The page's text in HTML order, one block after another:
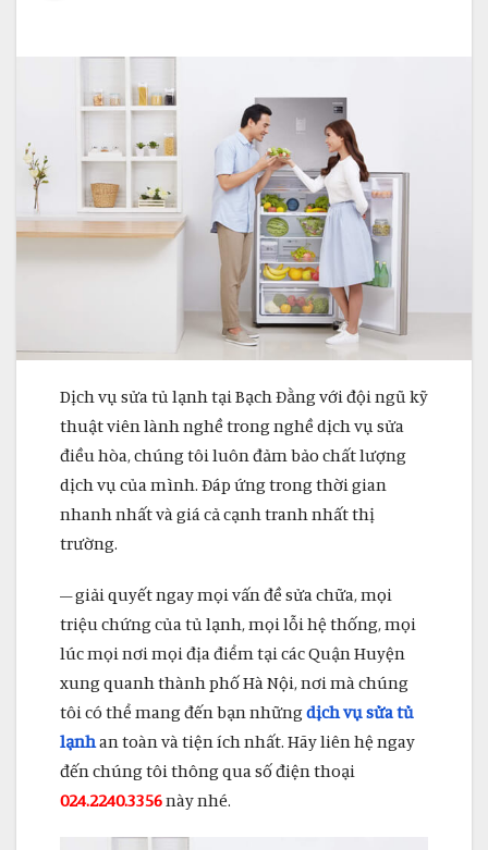
Dịch vụ sửa tủ lạnh tại Bạch Đằng với đội ngũ kỹ
thuật viên lành nghề trong nghề dịch vụ sửa
điều hòa, chúng tôi luôn đảm bảo chất lượng
dịch vụ của mình. Đáp ứng trong thời gian
nhanh nhất và giá cả cạnh tranh nhất thị
trường.
– giải quyết ngay mọi vấn đề sửa chữa, mọi
triệu chứng của tủ lạnh, mọi lỗi hệ thống, mọi
lúc mọi nơi mọi địa điểm tại các Quận Huyện
xung quanh thành phố Hà Nội, nơi mà chúng
tôi có thể mang đến bạn nhữngdịch vụ sửa tủ
lạnhan toàn và tiện ích nhất. Hãy liên hệ ngay
đến chúng tôi thông qua số điện thoại
024.2240.3356này nhé.